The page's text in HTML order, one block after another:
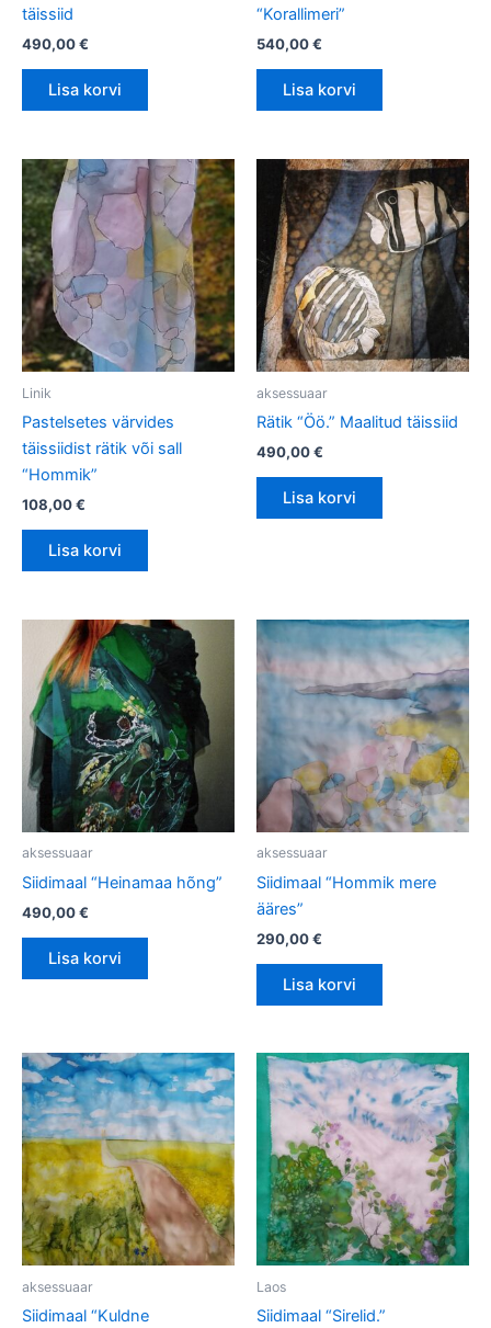
täissiid
490,00€
Lisa korvi
“Korallimeri”
540,00€
Lisa korvi
Linik
Pastelsetes värvides
täissiidist rätik või sall
“Hommik”
108,00€
Lisa korvi
aksessuaar
Rätik “Öö.” Maalitud täissiid
490,00€
Lisa korvi
aksessuaar
Siidimaal “Heinamaa hõng”
490,00€
Lisa korvi
aksessuaar
Siidimaal “Hommik mere
ääres”
290,00€
Lisa korvi
aksessuaar
Siidimaal “Kuldne
Laos
Siidimaal “Sirelid.”